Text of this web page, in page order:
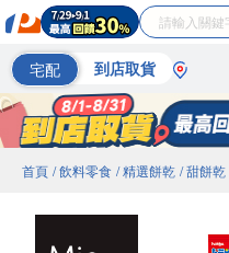
宅配 到店取貨
首頁 / 飲料零食 / 精選餅乾 / 甜餅乾